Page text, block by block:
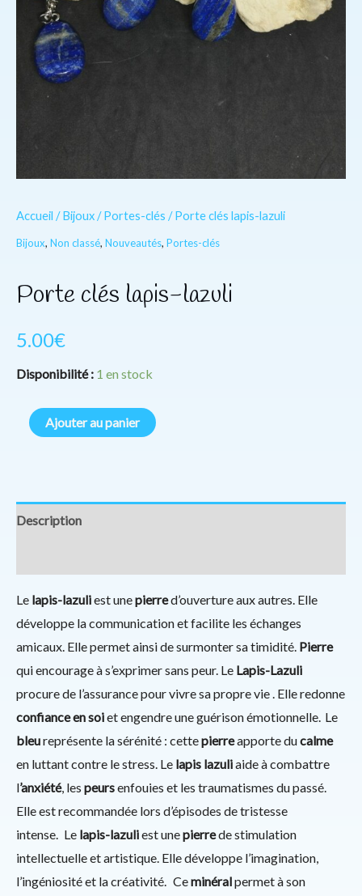
Accueil /Bijoux/Portes-clés / Porte clés lapis-lazuli
Bijoux, Non classé, Nouveautés, Portes-clés
Porte clés lapis-lazuli
5.00€
Disponibilité : 1 en stock
Ajouter au panier
Description
Le lapis-lazuliest unepierred’ouverture aux autres. Elle
développe la communication et facilite les échanges
amicaux. Elle permet ainsi de surmonter sa timidité. Pierre
qui encourage à s’exprimer sans peur. Le Lapis-Lazuli
procure de l’assurance pour vivre sa propre vie . Elle redonne
confiance en soiet engendre une guérison émotionnelle. Le
bleureprésente la sérénité : cettepierreapporte ducalme
en luttant contre le stress. Le lapis lazuliaide à combattre
l’anxiété, les peursenfouies et les traumatismes du passé.
Elle est recommandée lors d’épisodes de tristesse
intense. Le lapis-lazuliest unepierrede stimulation
intellectuelle et artistique. Elle développe l’imagination,
l’ingéniosité et la créativité. Ceminéralpermet à son